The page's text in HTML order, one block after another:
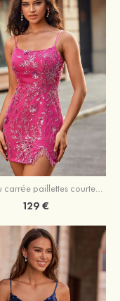
Fourreau carrée paillettes courte/mini robe de fête de la rentrée
129 €